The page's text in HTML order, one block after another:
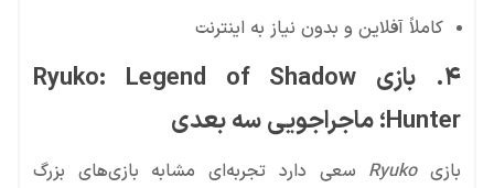
کاملاً آفلاین و بدون نیاز به اینترنت
۴. بازی Ryuko: Legend of Shadow
Hunter؛ ماجراجویی سه بعدی
بازیRyuko سعی دارد تجربه‌ای مشابه بازی‌های بزرگ